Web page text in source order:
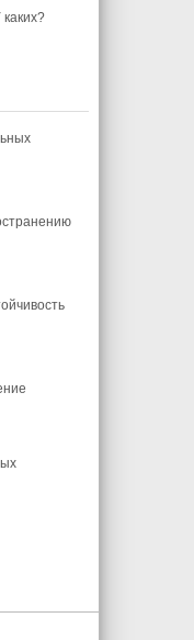
каких?